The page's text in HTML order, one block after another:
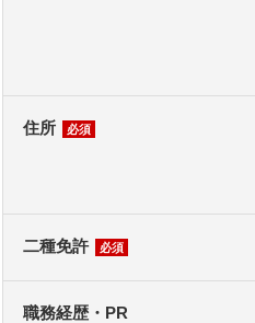
住所 必須
二種免許 必須
職務経歴・PR